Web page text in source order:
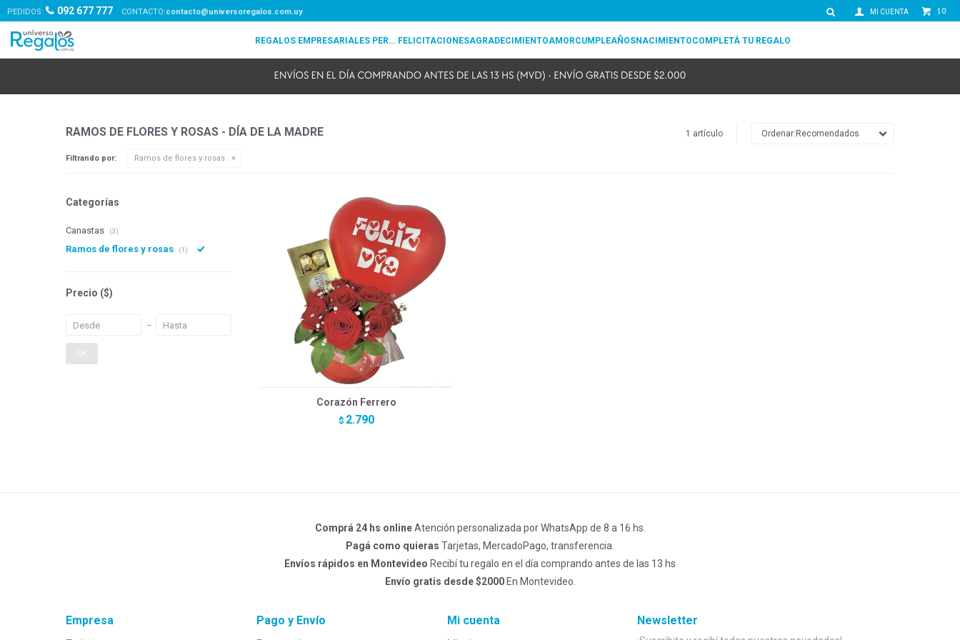
REGALOS EMPRESARIALES PERSONALIZADOS FELICITACIONESAGRADECIMIENTOAMORCUMPLEAÑOSNACIMIENTOCOMPLETÁ TU REGALO
$ 0
PEDIDOS: 092 677 777 contacto@universoregalos.com.uy
RAMOS DE FLORES Y ROSAS - DÍA DE LA MADRE 1 artículo Recomendados
Filtrando por: Ramos de flores y rosas
Corazón Ferrero
$ 2.790
Categorías
Canastas (3)
Ramos de flores y rosas (1)
Precio ($)
OK
Comprá 24 hs onlineAtención personalizada por WhatsApp de 8 a 16 hs.
Pagá como quieras Tarjetas, MercadoPago, transferencia.
Envíos rápidos en Montevideo Recibí tu regalo en el día comprando antes de las 13 hs
Envío gratis desde $2000En Montevideo.
Empresa Pago y Envío Mi cuenta Newsletter